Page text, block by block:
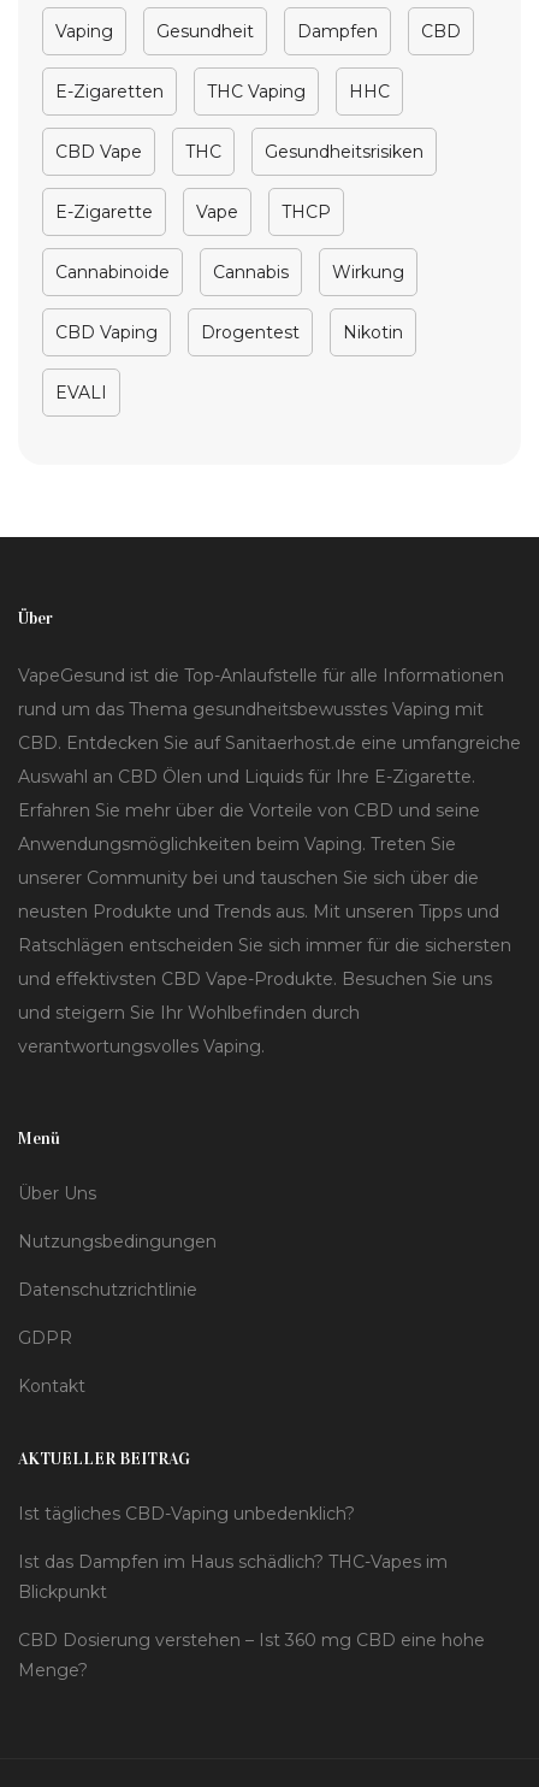
Vaping Gesundheit Dampfen CBD
E-Zigaretten THC Vaping HHC
CBD Vape THC Gesundheitsrisiken
E-Zigarette Vape THCP
Cannabinoide Cannabis Wirkung
CBD Vaping Drogentest Nikotin
EVALI
Über
VapeGesund ist die Top-Anlaufstelle für alle Informationen
rund um das Thema gesundheitsbewusstes Vaping mit
CBD. Entdecken Sie auf Sanitaerhost.de eine umfangreiche
Auswahl an CBD Ölen und Liquids für Ihre E-Zigarette.
Erfahren Sie mehr über die Vorteile von CBD und seine
Anwendungsmöglichkeiten beim Vaping. Treten Sie
unserer Community bei und tauschen Sie sich über die
neusten Produkte und Trends aus. Mit unseren Tipps und
Ratschlägen entscheiden Sie sich immer für die sichersten
und effektivsten CBD Vape-Produkte. Besuchen Sie uns
und steigern Sie Ihr Wohlbefinden durch
verantwortungsvolles Vaping.
Menü
Über Uns
Nutzungsbedingungen
Datenschutzrichtlinie
GDPR
Kontakt
AKTUELLER BEITRAG
Ist tägliches CBD-Vaping unbedenklich?
Ist das Dampfen im Haus schädlich? THC-Vapes im
Blickpunkt
CBD Dosierung verstehen – Ist 360 mg CBD eine hohe
Menge?